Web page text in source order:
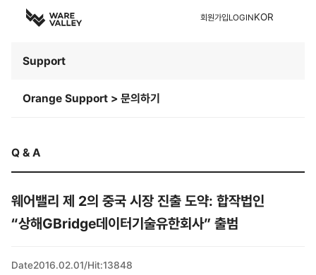
회원가입LOGINKOR
Support
Orange Support > 문의하기
Q & A
웨어밸리 제 2의 중국 시장 진출 도약: 합작법인
“상해GBridge데이터기술유한회사” 출범
Date2016.02.01/Hit:13848